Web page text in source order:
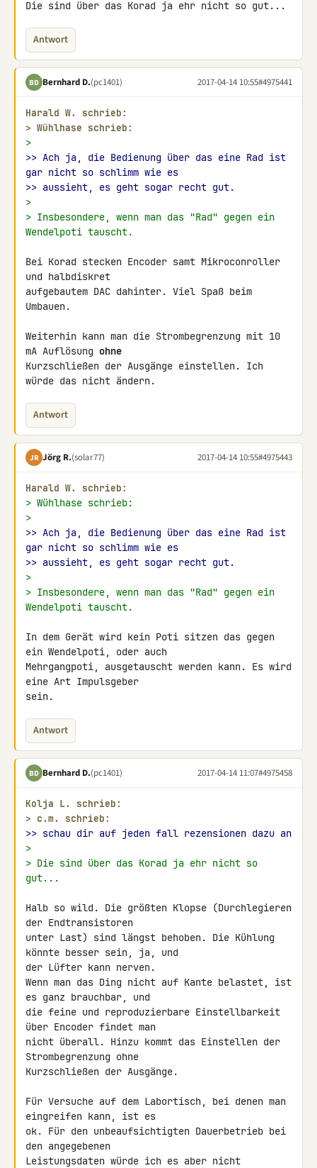
Die sind über das Korad ja ehr nicht so gut...
Antwort
BD Bernhard D.(pc1401) 2017-04-14 10:55#4975441
Harald W. schrieb:
> Wühlhase schrieb:
>
>> Ach ja, die Bedienung über das eine Rad ist
gar nicht so schlimm wie es
>> aussieht, es geht sogar recht gut.
>
> Insbesondere, wenn man das "Rad" gegen ein
Wendelpoti tauscht.
Bei Korad stecken Encoder samt Mikroconroller
und halbdiskret
aufgebautem DAC dahinter. Viel Spaß beim
Umbauen.
Weiterhin kann man die Strombegrenzung mit 10
mA Auflösung ohne
Kurzschließen der Ausgänge einstellen. Ich
würde das nicht ändern.
Antwort
JR Jörg R.(solar77) 2017-04-14 10:55#4975443
Harald W. schrieb:
> Wühlhase schrieb:
>
>> Ach ja, die Bedienung über das eine Rad ist
gar nicht so schlimm wie es
>> aussieht, es geht sogar recht gut.
>
> Insbesondere, wenn man das "Rad" gegen ein
Wendelpoti tauscht.
In dem Gerät wird kein Poti sitzen das gegen
ein Wendelpoti, oder auch
Mehrgangpoti, ausgetauscht werden kann. Es wird
eine Art Impulsgeber
sein.
Antwort
BD Bernhard D.(pc1401) 2017-04-14 11:07#4975458
Kolja L. schrieb:
> c.m. schrieb:
>> schau dir auf jeden fall rezensionen dazu an
>
> Die sind über das Korad ja ehr nicht so
gut...
Halb so wild. Die größten Klopse (Durchlegieren
der Endtransistoren
unter Last) sind längst behoben. Die Kühlung
könnte besser sein, ja, und
der Lüfter kann nerven.
Wenn man das Ding nicht auf Kante belastet, ist
es ganz brauchbar, und
die feine und reproduzierbare Einstellbarkeit
über Encoder findet man
nicht überall. Hinzu kommt das Einstellen der
Strombegrenzung ohne
Kurzschließen der Ausgänge.
Für Versuche auf dem Labortisch, bei denen man
eingreifen kann, ist es
ok. Für den unbeaufsichtigten Dauerbetrieb bei
den angegebenen
Leistungsdaten würde ich es aber nicht